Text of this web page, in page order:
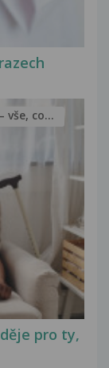
pro ty,
vše, co...